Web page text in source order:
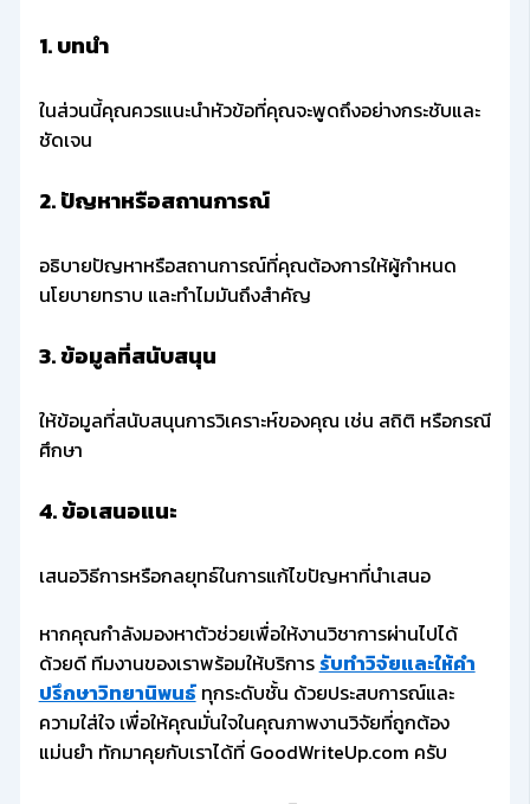
1. บทนำ
ในส่วนนี้คุณควรแนะนำหัวข้อที่คุณจะพูดถึงอย่างกระชับและ
ชัดเจน
2. ปัญหาหรือสถานการณ์
อธิบายปัญหาหรือสถานการณ์ที่คุณต้องการให้ผู้กำหนด
นโยบายทราบ และทำไมมันถึงสำคัญ
3. ข้อมูลที่สนับสนุน
ให้ข้อมูลที่สนับสนุนการวิเคราะห์ของคุณ เช่น สถิติ หรือกรณี
ศึกษา
4. ข้อเสนอแนะ
เสนอวิธีการหรือกลยุทธ์ในการแก้ไขปัญหาที่นำเสนอ
หากคุณกำลังมองหาตัวช่วยเพื่อให้งานวิชาการผ่านไปได้
ด้วยดี ทีมงานของเราพร้อมให้บริการ รับทำวิจัยและให้คำ
ปรึกษาวิทยานิพนธ์ทุกระดับชั้น ด้วยประสบการณ์และ
ความใส่ใจ เพื่อให้คุณมั่นใจในคุณภาพงานวิจัยที่ถูกต้อง
แม่นยำ ทักมาคุยกับเราได้ที่ GoodWriteUp.com ครับ